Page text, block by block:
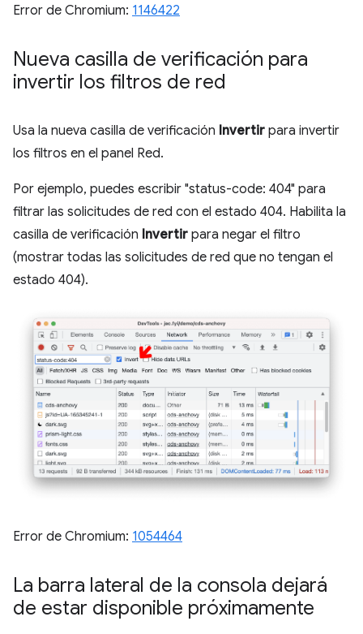
Error de Chromium: 1146422
Nueva casilla de verificación para
invertir los filtros de red
Usa la nueva casilla de verificación Invertir para invertir
los filtros en el panel Red.
Por ejemplo, puedes escribir "status-code: 404" para
filtrar las solicitudes de red con el estado 404. Habilita la
casilla de verificación Invertir para negar el filtro
(mostrar todas las solicitudes de red que no tengan el
estado 404).
Error de Chromium: 1054464
La barra lateral de la consola dejará
de estar disponible próximamente